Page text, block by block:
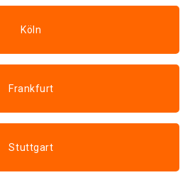
Köln
Frankfurt
Stuttgart